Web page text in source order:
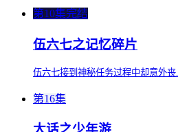
第10集完结
伍六七之记忆碎片
伍六七接到神秘任务过程中却意外丧...
第16集